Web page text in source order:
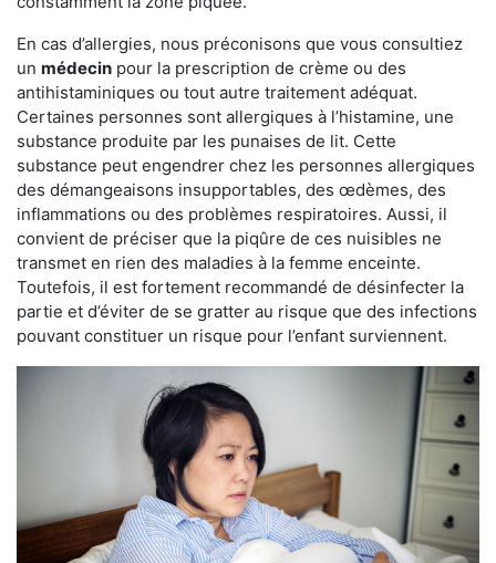
En cas d’allergies, nous préconisons que vous consultiez
un médecin pour la prescription de crème ou des
antihistaminiques ou tout autre traitement adéquat.
Certaines personnes sont allergiques à l’histamine, une
substance produite par les punaises de lit. Cette
substance peut engendrer chez les personnes allergiques
des démangeaisons insupportables, des œdèmes, des
inflammations ou des problèmes respiratoires. Aussi, il
convient de préciser que la piqûre de ces nuisibles ne
transmet en rien des maladies à la femme enceinte.
Toutefois, il est fortement recommandé de désinfecter la
partie et d’éviter de se gratter au risque que des infections
pouvant constituer un risque pour l’enfant surviennent.